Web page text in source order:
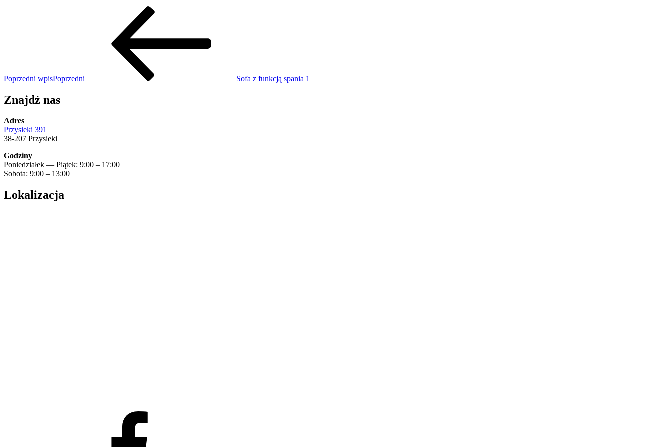
Poprzedni wpisPoprzedni Sofa z funkcją spania 1
Znajdź nas
Adres
Przysieki 391
38-207 Przysieki
Godziny
Poniedziałek — Piątek: 9:00 – 17:00
Sobota: 9:00 – 13:00
Lokalizacja